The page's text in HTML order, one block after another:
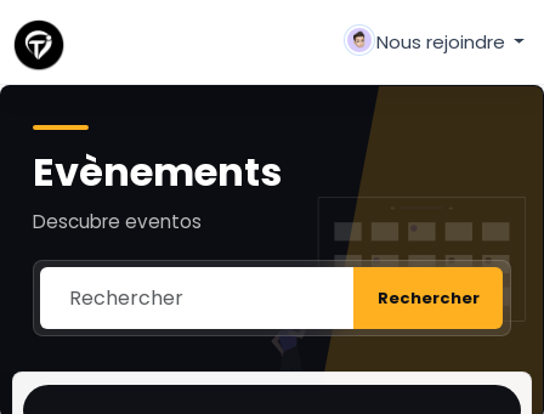
Nous rejoindre
Evènements
Descubre eventos
Rechercher